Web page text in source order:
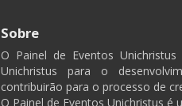
Sobre
O Painel de Eventos
Unichristus para o
contribuirão para o processo de
O Painel de Eventos Unichristus é